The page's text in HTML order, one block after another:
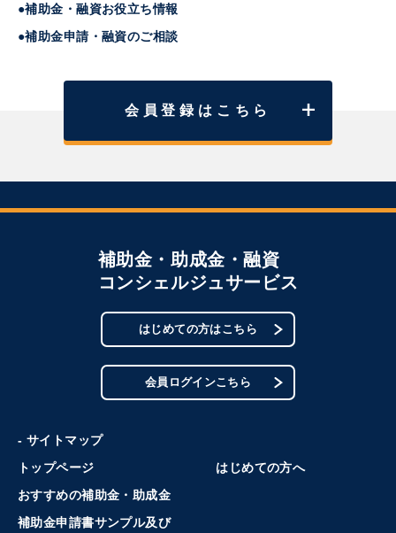
●補助金・融資お役立ち情報
●補助金申請・融資のご相談
会員登録はこちら
補助金・助成金・融資
コンシェルジュサービス
はじめての方はこちら
会員ログインこちら
- サイトマップ
トップページ
はじめての方へ
おすすめの補助金・助成金
補助金申請書サンプル及び